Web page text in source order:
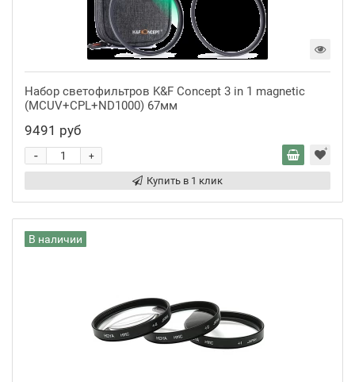
Набор светофильтров K&F Concept 3 in 1 magnetic
(MCUV+CPL+ND1000) 67мм
9491 руб
+
-
Купить в 1 клик
В наличии